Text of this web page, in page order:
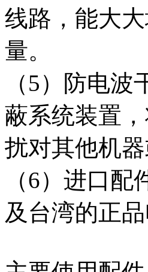
线路，能大
量。
（5）防电
蔽系统装置
扰对其他机
（6）进口
及台湾的正品